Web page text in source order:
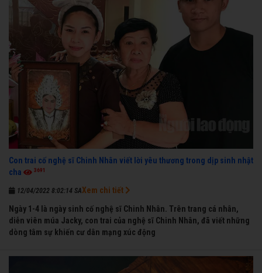
Con trai cố nghệ sĩ Chinh Nhân viết lời yêu thương trong dịp sinh nhật
cha
3691
12/04/2022 8:02:14 SA
Ngày 1-4 là ngày sinh cố nghệ sĩ Chinh Nhân. Trên trang cá nhân,
diễn viên múa Jacky, con trai của nghệ sĩ Chinh Nhân, đã viết những
dòng tâm sự khiến cư dân mạng xúc động
Xem chi tiết